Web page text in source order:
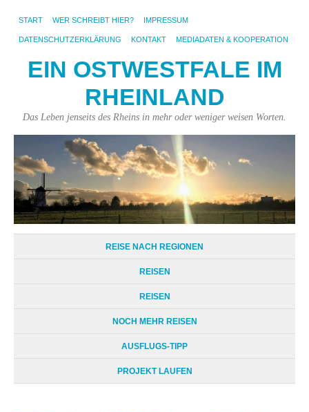
START WER SCHREIBT HIER? IMPRESSUM
DATENSCHUTZERKLÄRUNG KONTAKT MEDIADATEN & KOOPERATION
EIN OSTWESTFALE IM
RHEINLAND
Das Leben jenseits des Rheins in mehr oder weniger weisen Worten.
REISE NACH REGIONEN
REISEN
REISEN
NOCH MEHR REISEN
AUSFLUGS-TIPP
PROJEKT LAUFEN